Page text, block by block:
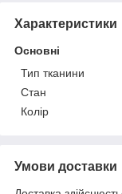
Характеристики
Основні
Тип тканини
Стан
Колір
Умови доставки